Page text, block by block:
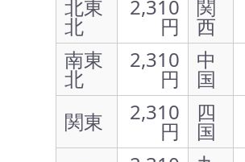
北東
北
2,310
円
関
西
南東
北
2,310
円
中
国
関東
2,310
円
四
国